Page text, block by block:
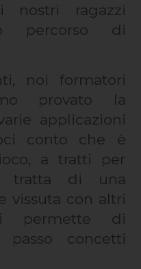
nostri ragazzi
percorso di
noi formatori
provato la
applicazioni
conto che è
a tratti per
tratta di una
vissuta con altri
permette di
passo concetti